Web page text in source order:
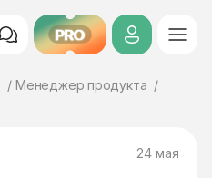
PRO
Менеджер продукта
24 мая